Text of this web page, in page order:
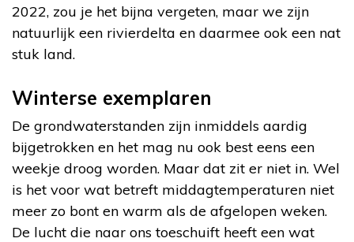
2022, zou je het bijna vergeten, maar we zijn
natuurlijk een rivierdelta en daarmee ook een nat
stuk land.
Winterse exemplaren
De grondwaterstanden zijn inmiddels aardig
bijgetrokken en het mag nu ook best eens een
weekje droog worden. Maar dat zit er niet in. Wel
is het voor wat betreft middagtemperaturen niet
meer zo bont en warm als de afgelopen weken.
De lucht die naar ons toeschuift heeft een wat